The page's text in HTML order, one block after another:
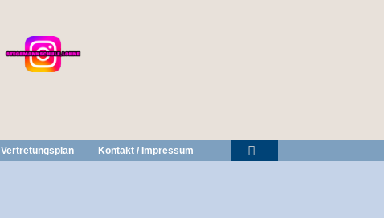
Vertretungsplan Kontakt / Impressum